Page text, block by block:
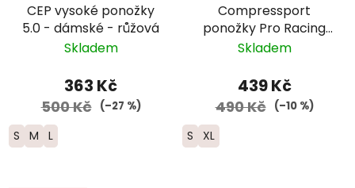
CEP vysoké ponožky
5.0 - dámské - růžová
Skladem
363 Kč
500 Kč (–27 %)
S M L
Compressport
ponožky Pro Racing
Trail - šedá/žlutá
Skladem
439 Kč
490 Kč (–10 %)
S XL